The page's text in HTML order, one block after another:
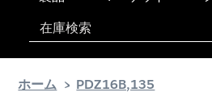
検索
ホーム PDZ16B,135